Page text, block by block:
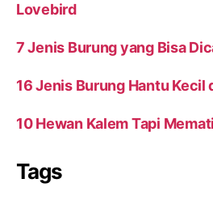
Lovebird
7 Jenis Burung yang Bisa
16 Jenis Burung Hantu Kecil
10 Hewan Kalem Tapi
Tags